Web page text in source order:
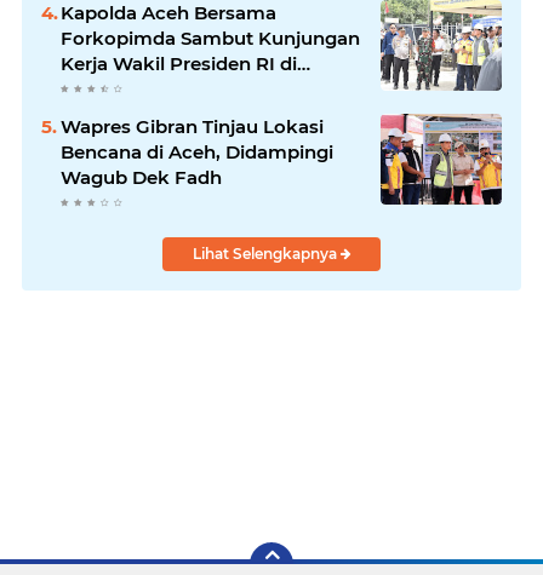
Kapolda Aceh Bersama
Forkopimda Sambut Kunjungan
Kerja Wakil Presiden RI di
Kabupaten Bireuen
Wapres Gibran Tinjau Lokasi
Bencana di Aceh, Didampingi
Wagub Dek Fadh
Lihat Selengkapnya